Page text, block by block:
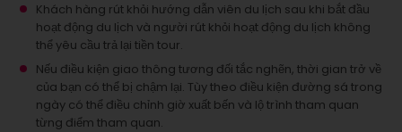
Khách hàng rút khỏi hướng dẫn viên du lịch sau khi bắt đầu
hoạt động du lịch và người rút khỏi hoạt động du lịch không
thể yêu cầu trả lại tiền tour.
Nếu điều kiện giao thông tương đối tắc nghẽn, thời gian trở về
của bạn có thể bị chậm lại. Tùy theo điều kiện đường sá trong
ngày có thể điều chỉnh giờ xuất bến và lộ trình tham quan
từng điểm tham quan.